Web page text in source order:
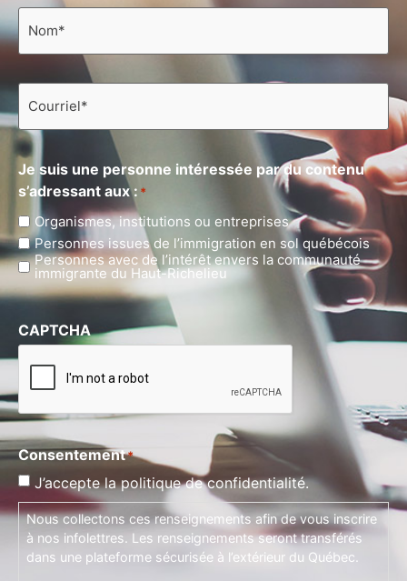
Nom
Courriel
Je suis une personne intéressée par du contenu
s’adressant aux : *
Organismes, institutions ou entreprises
Personnes issues de l’immigration en sol québécois
Personnes avec de l’intérêt envers la communauté
immigrante du Haut-Richelieu
CAPTCHA
Consentement*
J’accepte la politique de confidentialité.
Nous collectons ces renseignements afin de vous inscrire
à nos infolettres. Les renseignements seront transférés
dans une plateforme sécurisée à l’extérieur du Québec.